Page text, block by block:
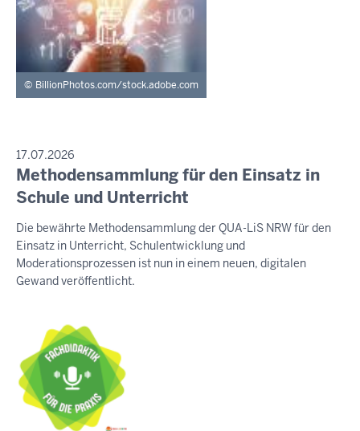
BillionPhotos.com/stock.adobe.com
PRESSEMITTEILUNG
17.07.2026
Samstag,
8.
2026
-
19:42
Methodensammlung für den Einsatz in
Schule und Unterricht
Die bewährte Methodensammlung der QUA-LiS NRW für den
Einsatz in Unterricht, Schulentwicklung und
Moderationsprozessen ist nun in einem neuen, digitalen
Gewand veröffentlicht.